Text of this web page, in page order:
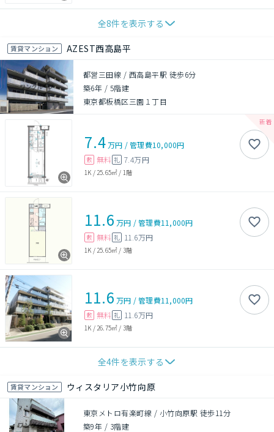
全8件を表示する
賃貸マンション AZEST西高島平
都営三田線 / 西高島平駅 徒歩6分
築6年 / 5階建
東京都板橋区三園１丁目
7.4万円 /管理費10,000円
敷 無料 礼 7.4万円
1K / 25.65㎡ / 1階
11.6 万円 /管理費11,000円
敷 無料 礼 11.6万円
1K / 25.65㎡ / 3階
11.6 万円 /管理費11,000円
敷 無料 礼 11.6万円
1K / 26.75㎡ / 3階
全4件を表示する
賃貸マンション ウィスタリア小竹向原
東京メトロ有楽町線 / 小竹向原駅 徒歩11分
築9年 / 3階建